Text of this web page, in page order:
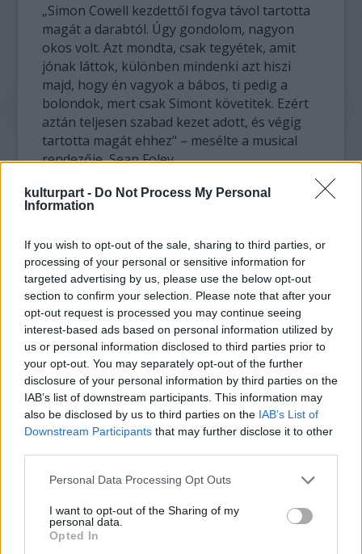
kulturpart - Do Not Process My Personal
Information
If you wish to opt-out of the sale, sharing to third parties, or
processing of your personal or sensitive information for
targeted advertising by us, please use the below opt-out
section to confirm your selection. Please note that after your
opt-out request is processed you may continue seeing
interest-based ads based on personal information utilized by
us or personal information disclosed to third parties prior to
your opt-out. You may separately opt-out of the further
disclosure of your personal information by third parties on the
IAB’s list of downstream participants. This information may
also be disclosed by us to third parties on the IAB’s List of
Downstream Participants that may further disclose it to other
Please note that this website/app uses one or more Google
not limited to your visit or usage behaviour. You may click to
grant or deny consent to Google and its third-party tags to
use your data for below specified purposes in below Google
Personal Data Processing Opt Outs
I want to opt-out of the Sharing of my
personal data.
Opted In
„Simon Cowell kezdettől fogva távol tartotta
magát a darabtól. Úgy gondolom, nagyon
okos volt. Azt mondta, csak tegyétek, amit
jónak láttok, különben mindenki azt hiszi
majd, hogy én vagyok a bábos, ti pedig a
bolondok, mert csak Simont követitek. Ezért
aztán teljesen szabad kezet adott, és végig
tartotta magát ehhez" – mesélte a musical
rendezője, Sean Foley.
A premieren ott volt Andrew Lloyd Webber is,
aki arra a kérdésre, hogy mi a sikeres musical
egyik híres mondását idézte, miszerint a
bolondok okoskodnak, az okosak azonban
meg sem próbálnak a kérdésre válaszolni.
„Az a válaszom, hogy fogalmam sincs" –
mondta Webber.
A bemutató hatalmas sikert aratott.
„Fantasztikus volt" – jelentette ki Louis Walsh
tehetségkutató, X-Faktor-zsűritag. „Újra
megnézem. Mókás és briliáns, igazi X-Faktor."
„Mulatságos. Végigkacagtam az egészet.
Nagyszerűek a dalok, nagyon színes előadás"
A darabot a brit komikus, Harry Hill írta. „Fel